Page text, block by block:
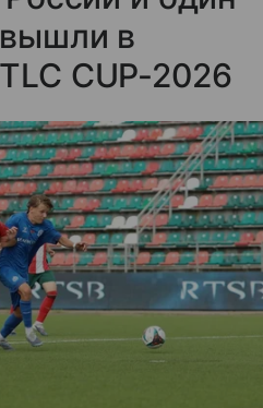
в
CUP-2026